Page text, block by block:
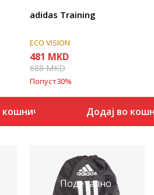
adidas Training
ECO VISION
481 MKD
688MKD
Попуст30%
Додај во
Подетално